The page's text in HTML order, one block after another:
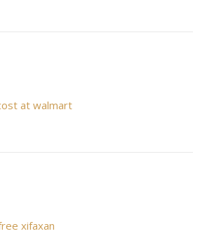
at walmart
xifaxan